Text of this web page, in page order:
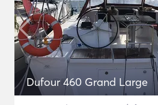
Dufour 460 Grand Large